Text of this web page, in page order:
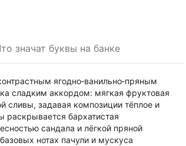
значат буквы на банке
ягодно‑ванильно‑пряным
сладким аккордом: мягкая фруктовая
сливы, задавая композиции тёплое и
раскрывается бархатистая
сандала и лёгкой пряной
нотах пачули и мускуса